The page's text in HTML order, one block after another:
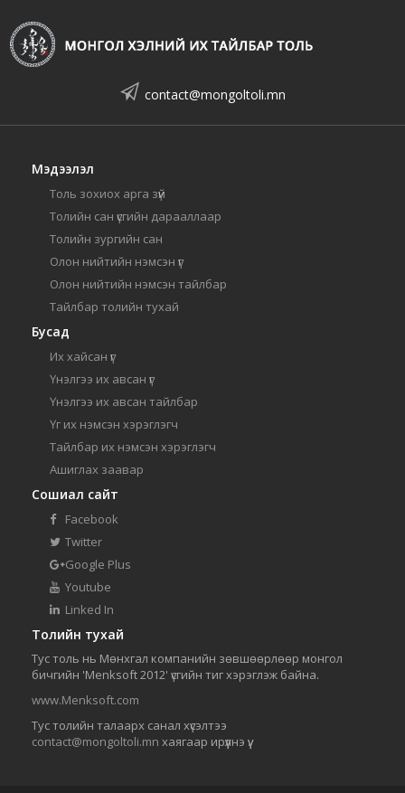
contact@mongoltoli.mn
Мэдээлэл
Толь зохиох арга зүй
Толийн сан үсгийн дарааллаар
Толийн зургийн сан
Олон нийтийн нэмсэн үг
Олон нийтийн нэмсэн тайлбар
Тайлбар толийн тухай
Бусад
Их хайсан үг
Үнэлгээ их авсан үг
Үнэлгээ их авсан тайлбар
Үг их нэмсэн хэрэглэгч
Тайлбар их нэмсэн хэрэглэгч
Ашиглах заавар
Сошиал сайт
Facebook
Twitter
Google Plus
Youtube
Linked In
Толийн тухай
Тус толь нь Мөнхгал компанийн зөвшөөрлөөр монгол
бичгийн 'Menksoft 2012' үсгийн тиг хэрэглэж байна.
www.Menksoft.com
Тус толийн талаарх санал хүсэлтээ
contact@mongoltoli.mn хаягаар ирүүлнэ үү.